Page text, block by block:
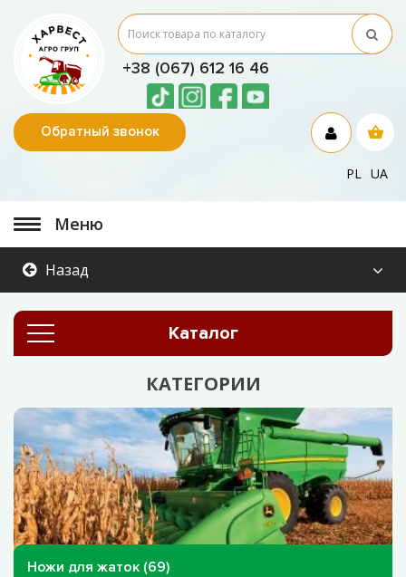
+38 (067) 612 16 46
Обратный звонок
PL UA
Меню
Назад
Каталог
КАТЕГОРИИ
Ножи для жаток (69)